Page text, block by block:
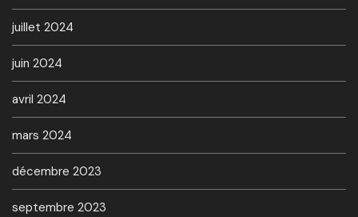
juillet 2024
juin 2024
avril 2024
mars 2024
décembre 2023
septembre 2023